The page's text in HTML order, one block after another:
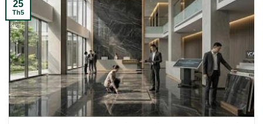
25
Th5